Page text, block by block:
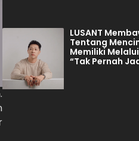
LUSANT
Tentang
Memiliki
“Tak Pernah